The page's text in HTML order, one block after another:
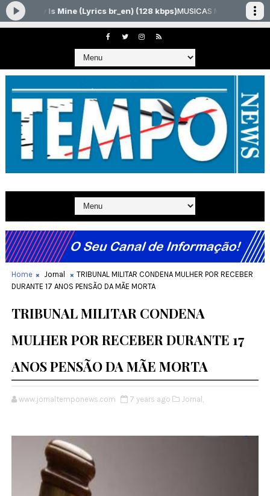
Home Jornal
TRIBUNAL MILITAR CONDENA MULHER POR RECEBER
DURANTE 17 ANOS PENSÃO DA MÃE MORTA
TRIBUNAL MILITAR CONDENA
MULHER POR RECEBER DURANTE 17
ANOS PENSÃO DA MÃE MORTA
www.jornaltemponews.com 7 years ago Jornal,